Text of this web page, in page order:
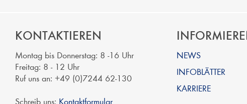
KONTAKTIEREN
Montag bis Donnerstag: 8 -16 Uhr
Freitag: 8 - 12 Uhr
Ruf uns an: +49 (0)7244 62-130
Schreib uns: Kontaktformular
NEWS
INFOBLÄTTER
KARRIERE